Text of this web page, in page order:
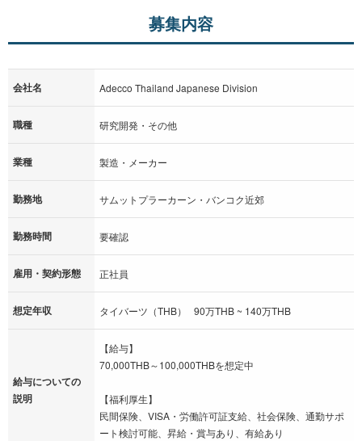
募集内容
会社名 Adecco Thailand Japanese Division
職種 研究開発・その他
業種 製造・メーカー
勤務地 サムットプラーカーン・バンコク近郊
勤務時間 要確認
雇用・契約形態 正社員
想定年収 タイバーツ（THB） 90万THB ~ 140万THB
給与についての
説明
【給与】
70,000THB～100,000THBを想定中
【福利厚生】
民間保険、VISA・労働許可証支給、社会保険、通勤サポ
ート検討可能、昇給・賞与あり、有給あり